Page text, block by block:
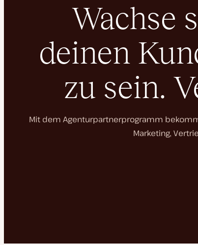
Wachse
deinen
zu sein.
Mit dem Agenturpartnerprogramm
Marketing,